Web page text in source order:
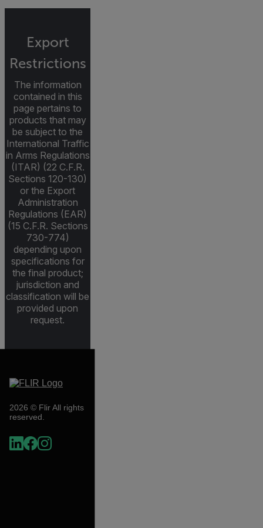
Export
Restrictions
The information
contained in this
page pertains to
products that may
be subject to the
International Traffic
in Arms Regulations
(ITAR) (22 C.F.R.
Sections 120-130)
or the Export
Administration
Regulations (EAR)
(15 C.F.R. Sections
730-774)
depending upon
specifications for
the final product;
jurisdiction and
classification will be
provided upon
request.
2026 © Flir All rights
reserved.